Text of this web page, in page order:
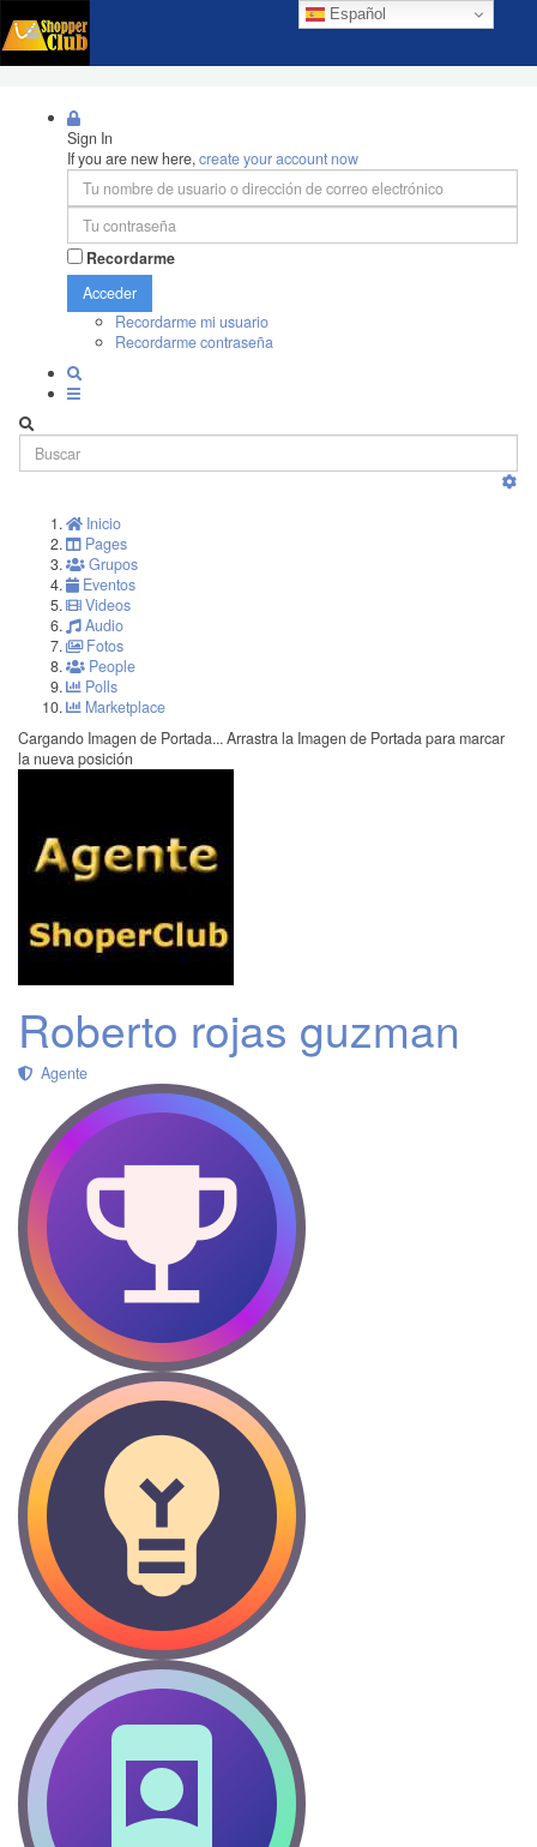
Español
Sign In
If you are new here,create your account now
Recordarme
Acceder
Recordarme mi usuario
Recordarme contraseña
Inicio
Pages
Grupos
Eventos
Videos
Audio
Fotos
People
Polls
Marketplace
Cargando Imagen de Portada... Arrastra la Imagen de Portada para marcar
la nueva posición
Roberto rojas guzman
Agente